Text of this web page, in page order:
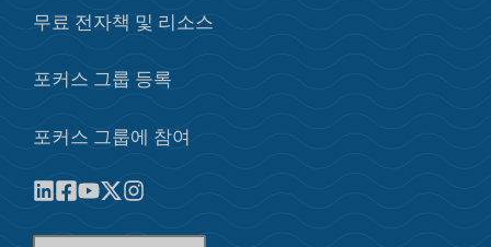
무료 전자책 및 리소스
포커스 그룹 등록
포커스 그룹에 참여